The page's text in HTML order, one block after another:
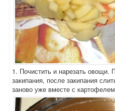
1. Почистить и нарезать овощи.
закипания, после закипания
заново уже вместе с